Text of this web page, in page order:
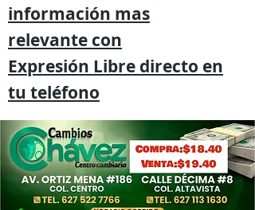
información mas
relevante con
Expresión Libre directo en
tu teléfono